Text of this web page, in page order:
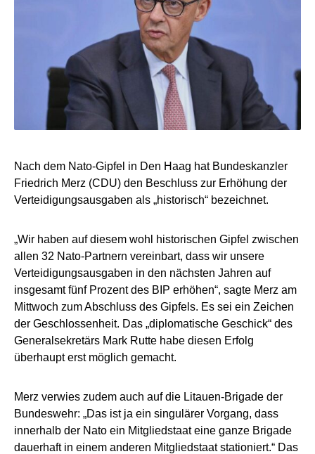
Nach dem Nato-Gipfel in Den Haag hat Bundeskanzler
Friedrich Merz (CDU) den Beschluss zur Erhöhung der
Verteidigungsausgaben als „historisch“ bezeichnet.
„Wir haben auf diesem wohl historischen Gipfel zwischen
allen 32 Nato-Partnern vereinbart, dass wir unsere
Verteidigungsausgaben in den nächsten Jahren auf
insgesamt fünf Prozent des BIP erhöhen“, sagte Merz am
Mittwoch zum Abschluss des Gipfels. Es sei ein Zeichen
der Geschlossenheit. Das „diplomatische Geschick“ des
Generalsekretärs Mark Rutte habe diesen Erfolg
überhaupt erst möglich gemacht.
Merz verwies zudem auch auf die Litauen-Brigade der
Bundeswehr: „Das ist ja ein singulärer Vorgang, dass
innerhalb der Nato ein Mitgliedstaat eine ganze Brigade
dauerhaft in einem anderen Mitgliedstaat stationiert.“ Das